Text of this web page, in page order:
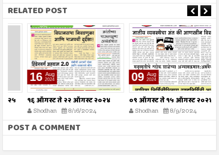
RELATED POST
Aug
2024
१६ ऑगस्ट ते २२ ऑगस्ट २०२४
Shodhan 8/16/2024
09 Aug
2024
०९ ऑगस्ट ते १५ ऑगस्ट २०२४
Shodhan 8/9/2024
POST A COMMENT